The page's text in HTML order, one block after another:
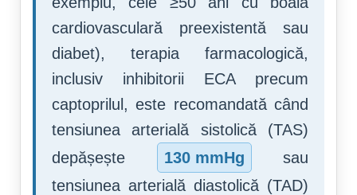
cardiovasculară preexistentă sau
diabet), terapia farmacologică,
inclusiv inhibitorii ECA precum
captoprilul, este recomandată când
tensiunea arterială sistolică (TAS)
depășește
130 mmHg
sau
tensiunea arterială diastolică (TAD)